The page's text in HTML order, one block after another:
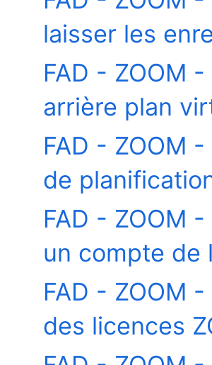
laisser les
FAD - ZOOM
arrière plan
FAD - ZOOM
de
FAD - ZOOM
un compte de
FAD - ZOOM
des licences